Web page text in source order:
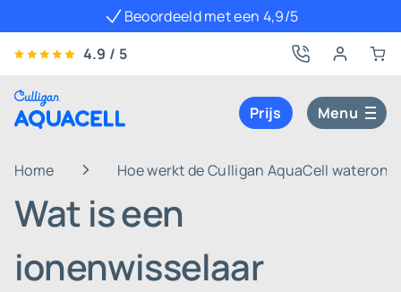
Beoordeeld met een 4,9/5
4.9 / 5
Prijs Menu
Home Hoe werkt de Culligan AquaCell
Wat is een
ionenwisselaar